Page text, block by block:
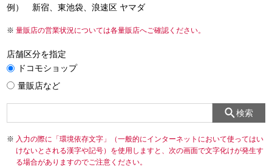
例） 新宿、東池袋、浪速区 ヤマダ
量販店の営業状況については各量販店へご確認ください。
店舗区分を指定
ドコモショップ
量販店など
検索
入力の際に「環境依存文字」（一般的にインターネットにおいて使ってはい
けないとされる漢字や記号）を使用しますと、次の画面で文字化けが発生す
る場合がありますのでご注意ください。